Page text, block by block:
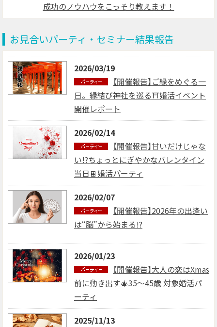
成功のノウハウをこっそり教えます！
お見合いパーティ・セミナー結果報告
【開催報告】ご縁をめぐる一
日。縁結び神社を巡る⛩婚活イベント
開催レポート
2026/03/19
【開催報告】甘いだけじゃな
い!?ちょっとにぎやかなバレンタイン
当日🍫婚活パーティ
2026/02/14
【開催報告】2026年の出逢い
は“脳”から始まる!?
2026/02/07
【開催報告】大人の恋はXmas
前に動き出す🎄35～45歳 対象婚活パ
ーティ
2026/01/23
2025/11/13